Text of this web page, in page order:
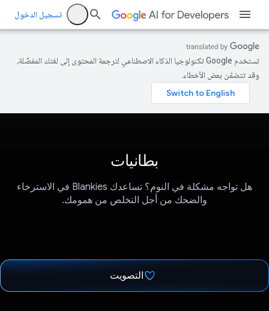
تسجيل الدخول
تستخدم Google تكنولوجيا الذكاء الاصطناعي لترجمة المحتوى إلى لغتك المفضّلة،
وقد تتضمّن بعض الأخطاء.
بطانيات
هل تواجه مشكلة في النوم؟ تساعدك Blankies في الاسترخاء
والضحك من أجل التخلص من همومك.
التصويت